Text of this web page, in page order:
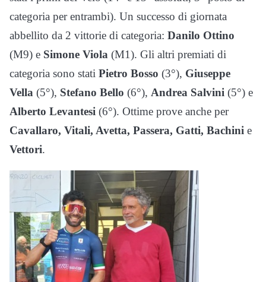
categoria per entrambi). Un successo di giornata
abbellito da 2 vittorie di categoria: Danilo Ottino
(M9) e Simone Viola (M1). Gli altri premiati di
categoria sono stati Pietro Bosso (3°), Giuseppe
Vella (5°), Stefano Bello (6°), Andrea Salvini (5°) e
Alberto Levantesi (6°). Ottime prove anche per
Cavallaro, Vitali, Avetta, Passera, Gatti, Bachini e
Vettori.